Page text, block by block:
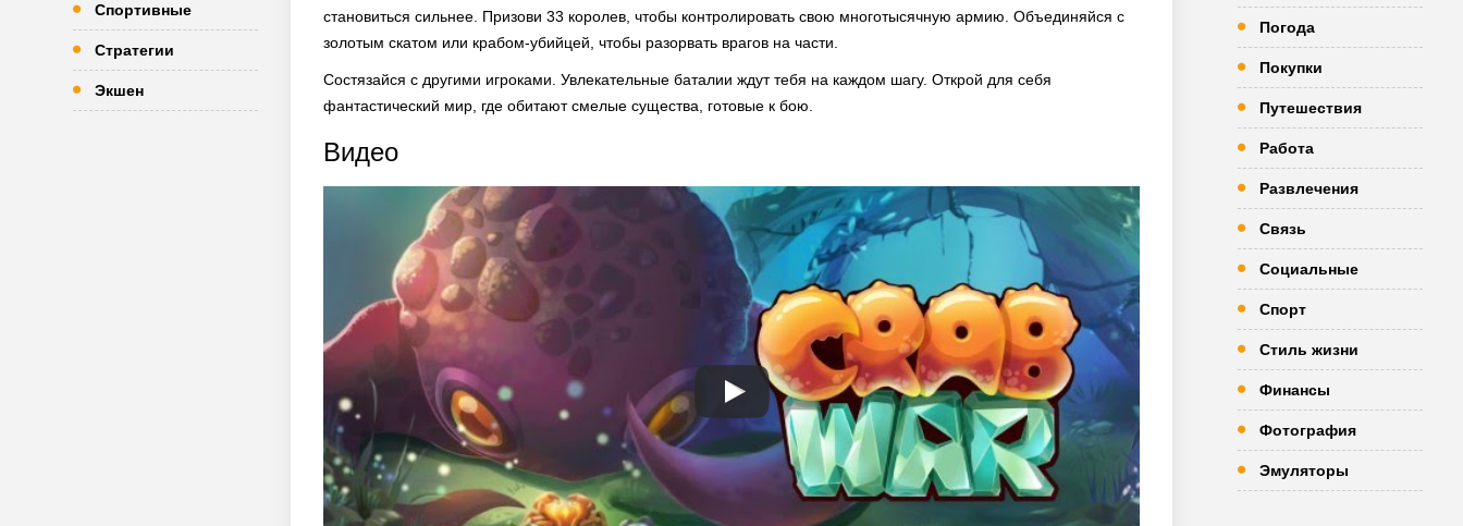
Спортивные
Стратегии
Экшен
становиться сильнее. Призови 33 королев, чтобы контролировать свою многотысячную армию. Объединяйся с
золотым скатом или крабом-убийцей, чтобы разорвать врагов на части.
Состязайся с другими игроками. Увлекательные баталии ждут тебя на каждом шагу. Открой для себя
фантастический мир, где обитают смелые существа, готовые к бою.
Видео
Погода
Покупки
Путешествия
Работа
Развлечения
Связь
Социальные
Спорт
Стиль жизни
Финансы
Фотография
Эмуляторы